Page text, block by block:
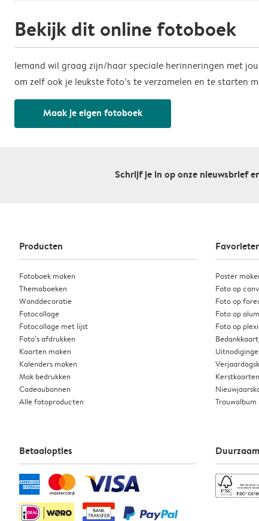
Bekijk dit online fotoboek
Iemand wil graag zijn/haar speciale herinneringen met
om zelf ook je leukste foto’s te verzamelen en te starten
Maak je eigen fotoboek
Schrijf je in op onze nieuwsbrief
Producten
Fotoboek maken
Themaboeken
Wanddecoratie
Fotocollage
Fotocollage met lijst
Foto’s afdrukken
Kaarten maken
Kalenders maken
Mok bedrukken
Cadeaubonnen
Alle fotoproducten
Poster
Foto op
Foto op
Foto op
Foto op
Kerstkaarten
Trouwalbum
Betaalopties